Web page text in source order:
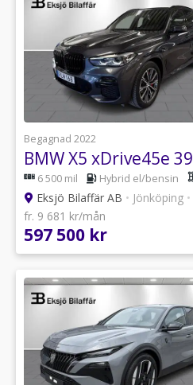
Begagnad 2022
6 500 mil Hybrid el/bensin
Eksjö Bilaffär AB • Jönköping •
fr. 9 681 kr/mån
597 500 kr